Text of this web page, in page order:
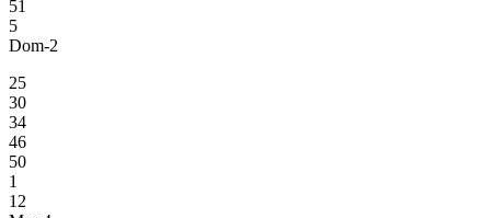
51
5
Dom-2
25
30
34
46
50
1
12